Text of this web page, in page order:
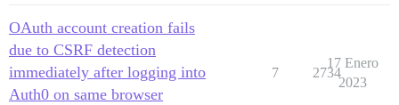
OAuth account creation fails
due to CSRF detection
immediately after logging into
Auth0 on same browser
7 2734
17 Enero
2023